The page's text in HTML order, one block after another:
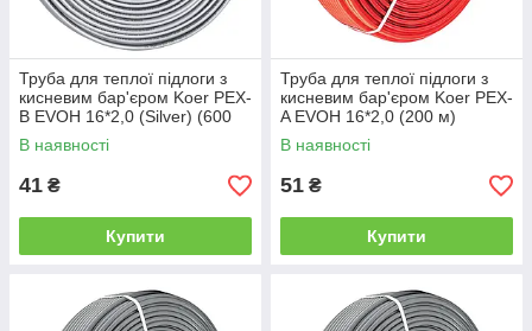
Труба для теплої підлоги з
кисневим бар'єром Koer PEX-
B EVOH 16*2,0 (Silver) (600
м) (KR2854)
В наявності
41 ₴
Купити
Труба для теплої підлоги з
кисневим бар'єром Koer PEX-
A EVOH 16*2,0 (200 м)
(EE0003)
В наявності
51 ₴
Купити